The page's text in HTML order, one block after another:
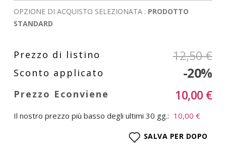
OPZIONE DI ACQUISTO SELEZIONATA : PRODOTTO
STANDARD
12,50 €
-20%
10,00 €
Il nostro prezzo più basso degli ultimi 30 gg.: 10,00 €
SALVA PER DOPO